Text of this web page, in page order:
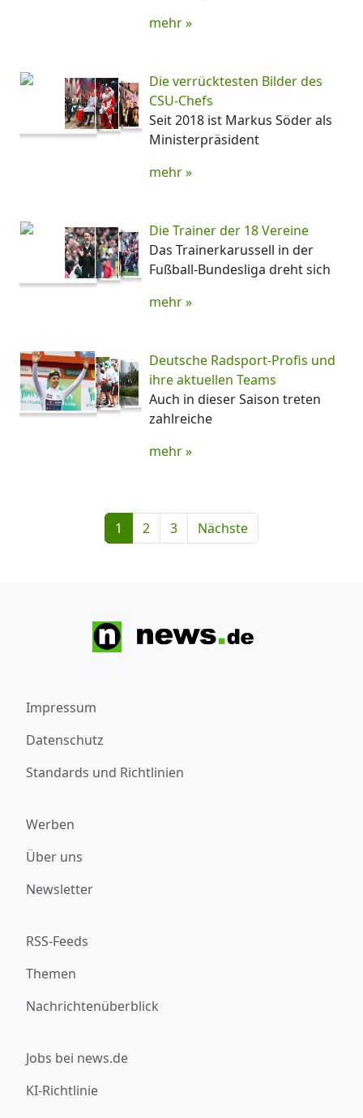
mehr »
Die verrücktesten Bilder des
CSU-Chefs
Seit 2018 ist Markus Söder als
Ministerpräsident
mehr »
Die Trainer der 18 Vereine
Das Trainerkarussell in der
Fußball-Bundesliga dreht sich
mehr »
Deutsche Radsport-Profis und
ihre aktuellen Teams
Auch in dieser Saison treten
zahlreiche
mehr »
1 2 3 Nächste
Impressum
Datenschutz
Standards und Richtlinien
Werben
Über uns
Newsletter
RSS-Feeds
Themen
Nachrichtenüberblick
Jobs bei news.de
KI-Richtlinie